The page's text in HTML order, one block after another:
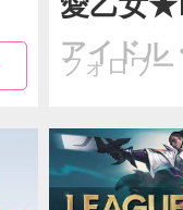
アイドル
フォロワー